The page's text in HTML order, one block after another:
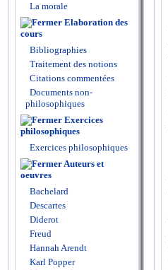
La morale
Elaboration des
cours
Bibliographies
Traitement des notions
Citations commentées
Documents non-
philosophiques
Exercices
philosophiques
Exercices philosophiques
Auteurs et
oeuvres
Bachelard
Descartes
Diderot
Freud
Hannah Arendt
Karl Popper